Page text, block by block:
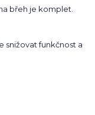
břeh je komplet.
snižovat funkčnost a